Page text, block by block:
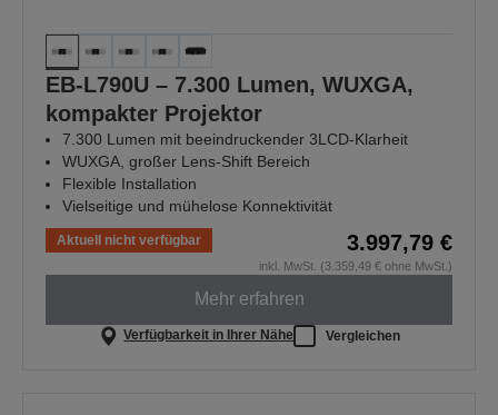
EB-L790U – 7.300 Lumen, WUXGA,
kompakter Projektor
7.300 Lumen mit beeindruckender 3LCD-Klarheit
WUXGA, großer Lens-Shift Bereich
Flexible Installation
Vielseitige und mühelose Konnektivität
Aktuell nicht verfügbar 3.997,79 €
inkl. MwSt. (3.359,49 € ohne MwSt.)
Mehr erfahren
Verfügbarkeit in Ihrer Nähe Vergleichen